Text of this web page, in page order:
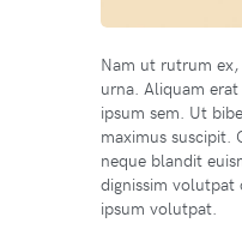
Nam ut rutrum
urna. Aliquam
ipsum sem. Ut
maximus suscipit.
neque blandit
dignissim
ipsum volutpat.